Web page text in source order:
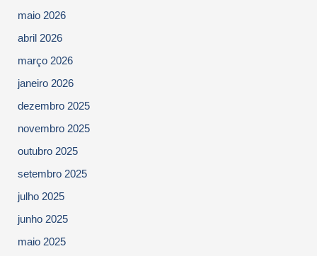
maio 2026
abril 2026
março 2026
janeiro 2026
dezembro 2025
novembro 2025
outubro 2025
setembro 2025
julho 2025
junho 2025
maio 2025